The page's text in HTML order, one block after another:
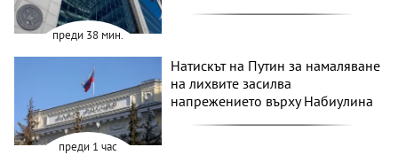
преди 38 мин.
преди 1 час
Натискът на Путин за намаляване
на лихвите засилва
напрежението върху Набиулина